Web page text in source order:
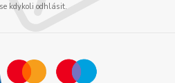
kdykoli odhlásit.